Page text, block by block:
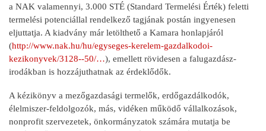
a NAK valamennyi, 3.000 STÉ (Standard Termelési Érték) feletti
termelési potenciállal rendelkező tagjának postán ingyenesen
eljuttatja. A kiadvány már letölthető a Kamara honlapjáról
(http://www.nak.hu/hu/egyseges-kerelem-gazdalkodoi-
kezikonyvek/3128--50/…), emellett rövidesen a falugazdász-
irodákban is hozzájuthatnak az érdeklődők.
A kézikönyv a mezőgazdasági termelők, erdőgazdálkodók,
élelmiszer-feldolgozók, más, vidéken működő vállalkozások,
nonprofit szervezetek, önkormányzatok számára mutatja be